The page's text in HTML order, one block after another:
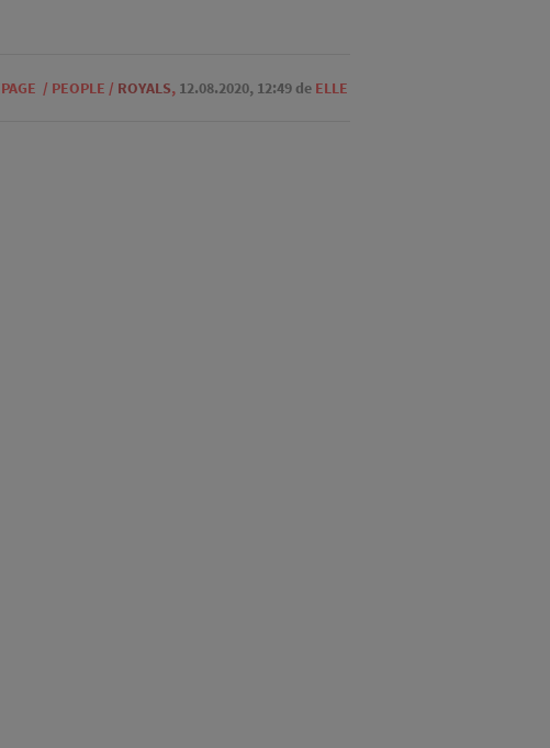
/ PEOPLE / ROYALS, 12.08.2020, 12:49 de ELLE